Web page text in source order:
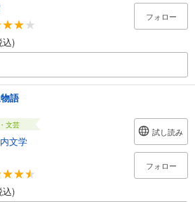
込)
フォロー
語
文芸
文学
込)
試し読み
フォロー